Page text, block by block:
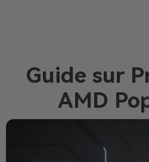
Guide sur
AMD